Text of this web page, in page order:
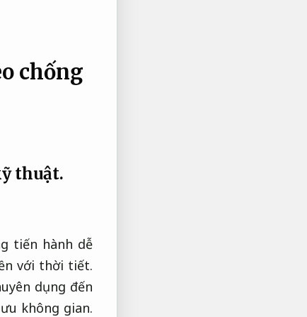
chống
thuật.
tiến hành dễ
với thời tiết.
dụng đến
không gian.